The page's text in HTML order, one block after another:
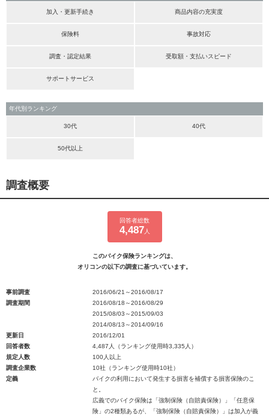
加入・更新手続き 商品内容の充実度
保険料 事故対応
調査・認定結果 受取額・支払いスピード
サポートサービス
年代別ランキング
30代 40代
50代以上
調査概要
回答者総数
4,487 人
このバイク保険ランキングは、
オリコンの以下の調査に基づいています。
事前調査
2016/06/21～2016/08/17
調査期間
2016/08/18～2016/08/29
2015/08/03～2015/09/03
2014/08/13～2014/09/16
更新日
2016/12/01
回答者数
4,487人（ランキング使用時3,335人）
規定人数
100人以上
調査企業数
10社（ランキング使用時10社）
定義
バイクの利用において発生する損害を補償する損害保険のこ
と。
広義でのバイク保険は「強制保険（自賠責保険）」「任意保
険」の2種類あるが、「強制保険（自賠責保険）」は加入が義